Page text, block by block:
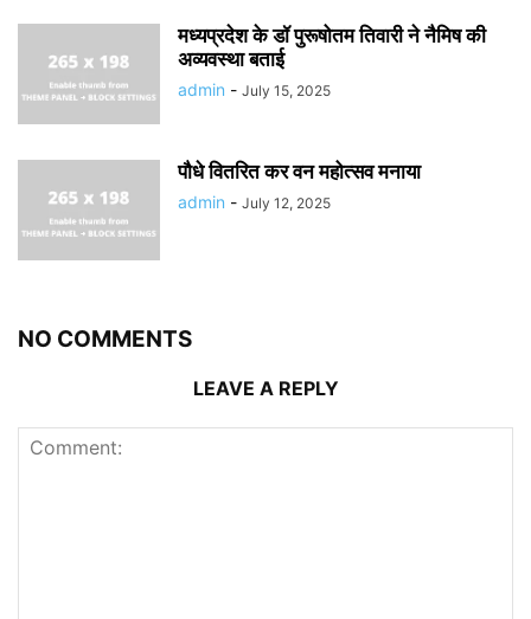
मध्यप्रदेश के डॉ पुरूषोतम तिवारी ने नैमिष की
अव्यवस्था बताई
admin - July 15, 2025
पौधे वितरित कर वन महोत्सव मनाया
admin - July 12, 2025
NO COMMENTS
LEAVE A REPLY